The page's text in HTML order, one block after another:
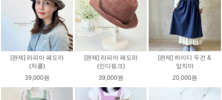
[완제] 라피아 페도라
(차콜)
39,000원
[완제] 라피아 페도라
(인디핑크)
39,000원
[완제] 하이디 두건 &
앞치마
20,000원